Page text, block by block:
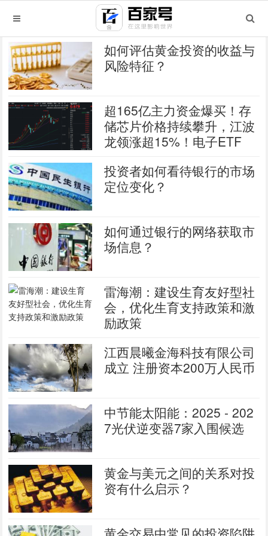
如何评估黄金投资的收益与
风险特征？
超165亿主力资金爆买！存
储芯片价格持续攀升，江波
龙领涨超15%！电子ETF
投资者如何看待银行的市场
定位变化？
如何通过银行的网络获取市
场信息？
雷海潮：建设生育友好型社
会，优化生育支持政策和激
励政策
江西晨曦金海科技有限公司
成立 注册资本200万人民币
中节能太阳能：2025 - 202
7光伏逆变器7家入围候选
黄金与美元之间的关系对投
资有什么启示？